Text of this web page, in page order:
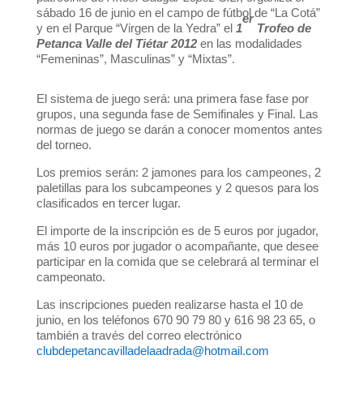
sábado 16 de junio en el campo de fútbol de “La Cotá”
y en el Parque “Virgen de la Yedra” el 1
er
Trofeo de
Petanca Valle del Tiétar 2012en las modalidades
“Femeninas”, Masculinas” y “Mixtas”.
El sistema de juego será: una primera fase fase por
grupos, una segunda fase de Semifinales y Final. Las
normas de juego se darán a conocer momentos antes
del torneo.
Los premios serán: 2 jamones para los campeones, 2
paletillas para los subcampeones y 2 quesos para los
clasificados en tercer lugar.
El importe de la inscripción es de 5 euros por jugador,
más 10 euros por jugador o acompañante, que desee
participar en la comida que se celebrará al terminar el
campeonato.
Las inscripciones pueden realizarse hasta el 10 de
junio, en los teléfonos 670 90 79 80 y 616 98 23 65, o
también a través del correo electrónico
clubdepetancavilladelaadrada@hotmail.com